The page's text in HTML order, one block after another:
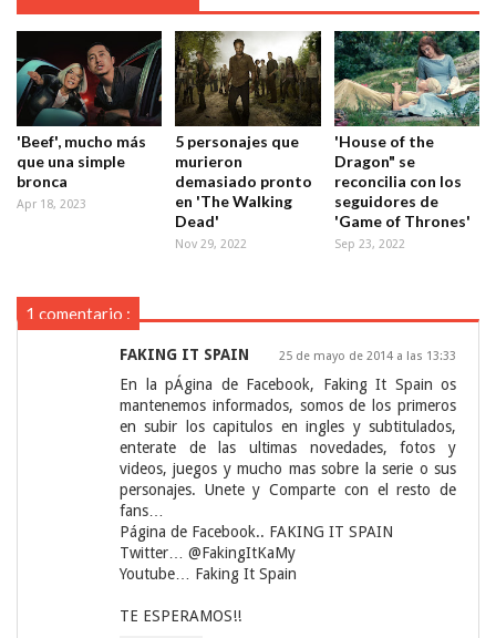
'Beef', mucho más
que una simple
bronca
Apr 18, 2023
5 personajes que
murieron
demasiado pronto
en 'The Walking
Dead'
Nov 29, 2022
'House of the
Dragon" se
reconcilia con los
seguidores de
'Game of Thrones'
Sep 23, 2022
1 comentario :
FAKING IT SPAIN 25 de mayo de 2014 a las 13:33
En la pÁgina de Facebook, Faking It Spain os
mantenemos informados, somos de los primeros
en subir los capitulos en ingles y subtitulados,
enterate de las ultimas novedades, fotos y
videos, juegos y mucho mas sobre la serie o sus
personajes. Unete y Comparte con el resto de
fans…
Página de Facebook.. FAKING IT SPAIN
Twitter… @FakingItKaMy
Youtube… Faking It Spain
TE ESPERAMOS!!